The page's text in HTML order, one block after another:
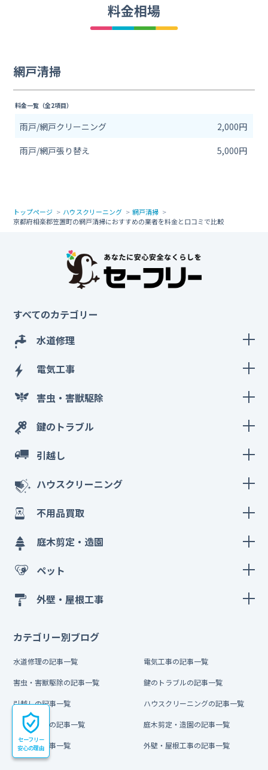
料金相場
網戸清掃
料金一覧（全2項目）
雨戸/網戸クリーニング
2,000円
雨戸/網戸張り替え
5,000円
トップページ ハウスクリーニング
網戸清掃
京都府相楽郡笠置町の網戸清掃におすすめの業者を料金と口コミで比較
セーフリー
安心の理由
すべてのカテゴリー
水道修理
電気工事
害虫・害獣駆除
鍵のトラブル
引越し
ハウスクリーニング
不用品買取
庭木剪定・造園
ペット
外壁・屋根工事
カテゴリー別ブログ
水道修理の記事一覧 電気工事の記事一覧
害虫・害獣駆除の記事一覧 鍵のトラブルの記事一覧
引越しの記事一覧 ハウスクリーニングの記事一覧
不用品買取の記事一覧 庭木剪定・造園の記事一覧
ペットの記事一覧 外壁・屋根工事の記事一覧